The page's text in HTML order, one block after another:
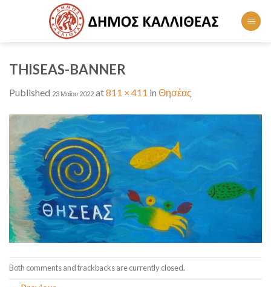
THISEAS-BANNER
Published 23 Μαΐου 2022 at811 × 411 in Θησέας
Both comments and trackbacks are currently closed.